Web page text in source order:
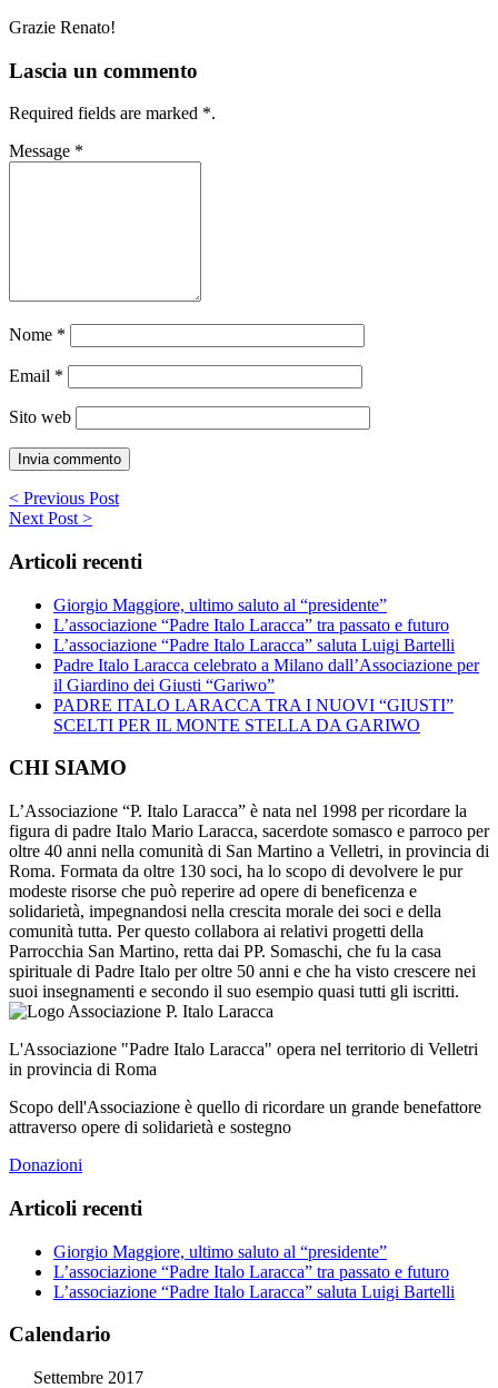
Grazie Renato!
Lascia un commento
Required fields are marked *.
Message *
Nome *
Email *
Sito web
< Previous Post
Next Post >
Articoli recenti
Giorgio Maggiore, ultimo saluto al “presidente”
L’associazione “Padre Italo Laracca” tra passato e futuro
L’associazione “Padre Italo Laracca” saluta Luigi Bartelli
Padre Italo Laracca celebrato a Milano dall’Associazione per
il Giardino dei Giusti “Gariwo”
PADRE ITALO LARACCA TRA I NUOVI “GIUSTI”
SCELTI PER IL MONTE STELLA DA GARIWO
CHI SIAMO
L’Associazione “P. Italo Laracca” è nata nel 1998 per ricordare la
figura di padre Italo Mario Laracca, sacerdote somasco e parroco per
oltre 40 anni nella comunità di San Martino a Velletri, in provincia di
Roma. Formata da oltre 130 soci, ha lo scopo di devolvere le pur
modeste risorse che può reperire ad opere di beneficenza e
solidarietà, impegnandosi nella crescita morale dei soci e della
comunità tutta. Per questo collabora ai relativi progetti della
Parrocchia San Martino, retta dai PP. Somaschi, che fu la casa
spirituale di Padre Italo per oltre 50 anni e che ha visto crescere nei
suoi insegnamenti e secondo il suo esempio quasi tutti gli iscritti.
L'Associazione "Padre Italo Laracca" opera nel territorio di Velletri
in provincia di Roma
Scopo dell'Associazione è quello di ricordare un grande benefattore
attraverso opere di solidarietà e sostegno
Donazioni
Articoli recenti
Giorgio Maggiore, ultimo saluto al “presidente”
L’associazione “Padre Italo Laracca” tra passato e futuro
L’associazione “Padre Italo Laracca” saluta Luigi Bartelli
Calendario
Settembre 2017